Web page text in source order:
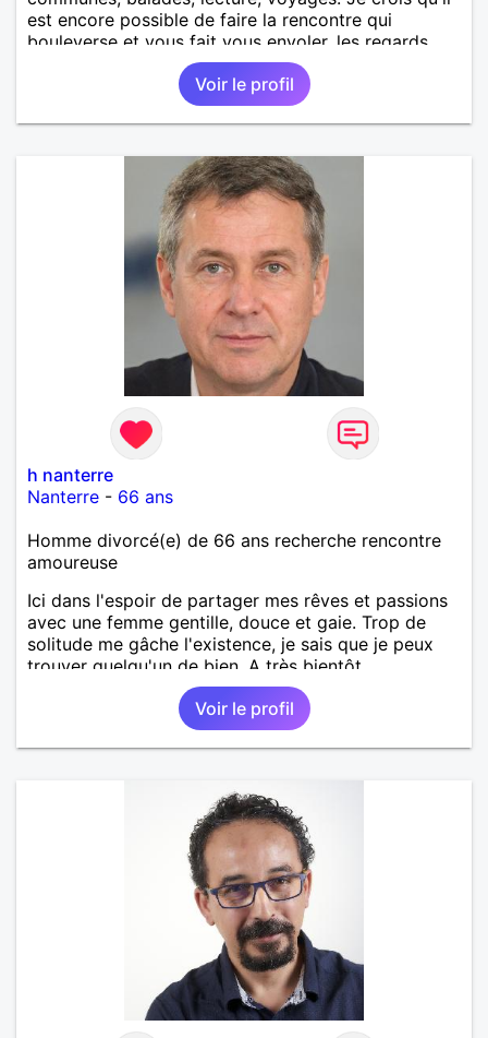
est encore possible de faire la rencontre qui
bouleverse et vous fait vous envoler, les regards
complices, les mots et les silences qui apaisent,
Alors si comme moi tu as la même vision, parlons-
Voir le profil
h nanterre
Nanterre - 66 ans
Homme divorcé(e) de 66 ans recherche rencontre
amoureuse
Ici dans l'espoir de partager mes rêves et passions
avec une femme gentille, douce et gaie. Trop de
solitude me gâche l'existence, je sais que je peux
trouver quelqu'un de bien. A très bientôt.
Voir le profil